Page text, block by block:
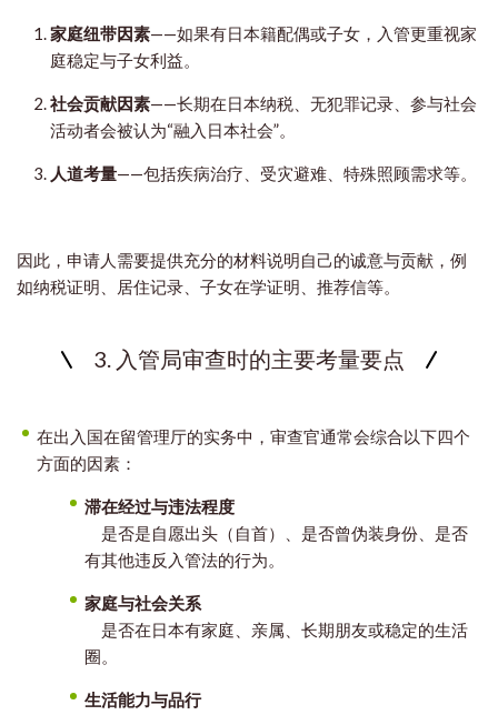
家庭纽带因素——如果有日本籍配偶或子女，入管更重视家
庭稳定与子女利益。
社会贡献因素——长期在日本纳税、无犯罪记录、参与社会
活动者会被认为“融入日本社会”。
人道考量——包括疾病治疗、受灾避难、特殊照顾需求等。
因此，申请人需要提供充分的材料说明自己的诚意与贡献，例
如纳税证明、居住记录、子女在学证明、推荐信等。
3. 入管局审查时的主要考量要点
在出入国在留管理厅的实务中，审查官通常会综合以下四个
方面的因素：
滞在经过与违法程度
是否是自愿出头（自首）、是否曾伪装身份、是否
有其他违反入管法的行为。
家庭与社会关系
是否在日本有家庭、亲属、长期朋友或稳定的生活
圈。
生活能力与品行